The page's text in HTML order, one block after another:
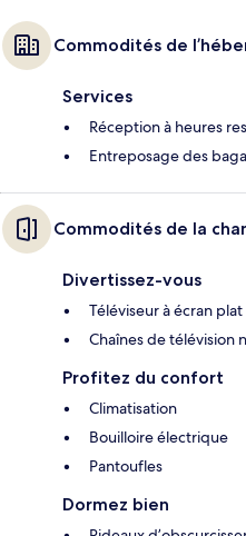
Commodités de
Services
Réception à heures
Entreposage des
Commodités de la
Divertissez-vous
Téléviseur à écran plat
Chaînes de télévision
Profitez du confort
Climatisation
Bouilloire électrique
Pantoufles
Dormez bien